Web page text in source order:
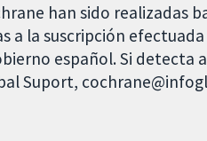
han sido realizadas
a la suscripción
español. Si detecta
Suport,